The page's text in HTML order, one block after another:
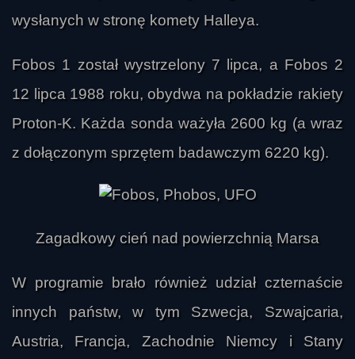
wysłanych w stronę komety Halleya.
Fobos 1 został wystrzelony 7 lipca, a Fobos 2
12 lipca 1988 roku, obydwa na pokładzie rakiety
Proton-K. Każda sonda ważyła 2600 kg (a wraz
z dołączonym sprzętem badawczym 6220 kg).
Zagadkowy cień nad powierzchnią Marsa
W programie brało również udział czternaście
innych państw, w tym Szwecja, Szwajcaria,
Austria, Francja, Zachodnie Niemcy i Stany